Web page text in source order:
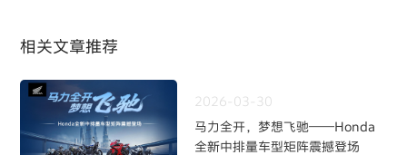
相关文章推荐
2026-03-30
马力全开，梦想飞驰——Honda
全新中排量车型矩阵震撼登场